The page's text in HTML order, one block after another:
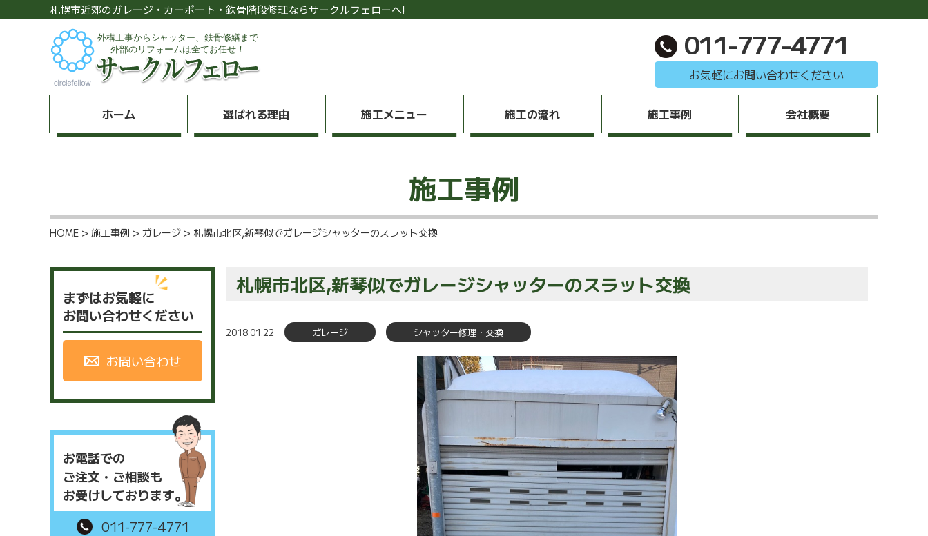
札幌市近郊のガレージ・カーポート・鉄骨階段修理ならサークルフェローへ!
011-777-4771
お気軽にお問い合わせください
ホーム 選ばれる理由 施工メニュー 施工の流れ 施工事例 会社概要
施工事例
HOME > 施工事例 > ガレージ > 札幌市北区,新琴似でガレージシャッターのスラット交換
まずはお気軽に
お問い合わせください
お問い合わせ
お電話での
ご注文・ご相談も
お受けしております。
011-777-4771
札幌市北区,新琴似でガレージシャッターのスラット交換
2018.01.22 ガレージ シャッター修理・交換